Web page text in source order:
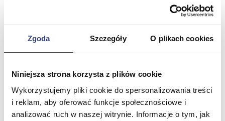
Zgoda Szczegóły O plikach cookies
Niniejsza strona korzysta z plików cookie
Wykorzystujemy pliki cookie do spersonalizowania treści
i reklam, aby oferować funkcje społecznościowe i
analizować ruch w naszej witrynie. Informacje o tym, jak
Wróć
Stoły
Parawany
Fotele
Zobacz wszystko